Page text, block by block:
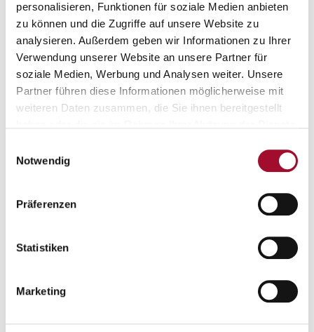
personalisieren, Funktionen für soziale Medien anbieten
zu können und die Zugriffe auf unsere Website zu
analysieren. Außerdem geben wir Informationen zu Ihrer
Verwendung unserer Website an unsere Partner für
soziale Medien, Werbung und Analysen weiter. Unsere
Partner führen diese Informationen möglicherweise mit
weiteren Daten zusammen, die Sie ihnen bereitgestellt
Notwendig
Präferenzen
Statistiken
Marketing
ANSEHEN
1,0 kg in der Dose 1,0 kg in der Dose
ANSEHEN
Feines Kuchen-Aroma
3,0 kg im Kanister